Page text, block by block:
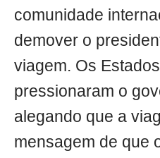
comunidade
demover o
viagem. Os
pressionaram o
alegando que a
mensagem de que